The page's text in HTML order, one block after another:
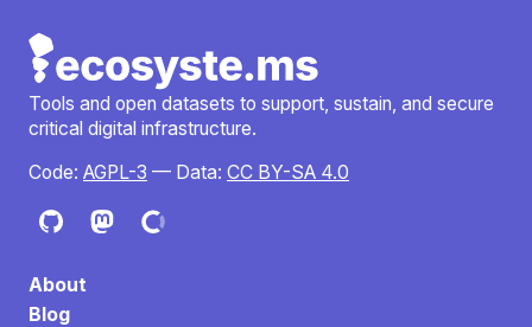
Tools and open datasets to support, sustain, and secure
critical digital infrastructure.
Code: AGPL-3 — Data: CC BY-SA 4.0
About
Blog